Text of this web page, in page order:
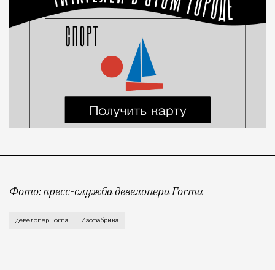
Фото: пресс-служба девелопера Forma
Корпус скульптуры и лепки Изофабрики на
девелопер Forma Изофабрика